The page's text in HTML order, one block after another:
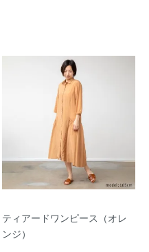
ティアードワンピース（オレ
ンジ）